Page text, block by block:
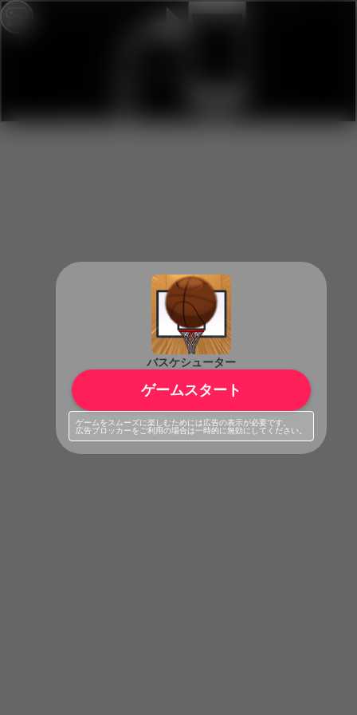
バスケシューター
ゲームスタート
ゲームをスムーズに楽しむためには広告の表示が必要です。
広告ブロッカーをご利用の場合は一時的に無効にしてください。